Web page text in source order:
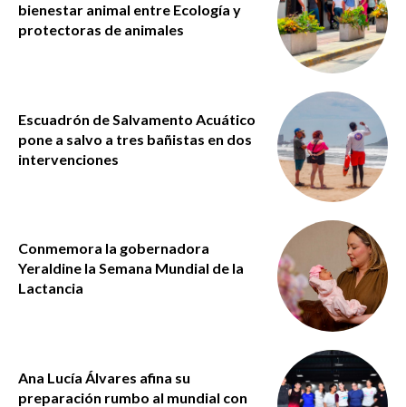
bienestar animal entre Ecología y
protectoras de animales
Escuadrón de Salvamento Acuático
pone a salvo a tres bañistas en dos
intervenciones
Conmemora la gobernadora
Yeraldine la Semana Mundial de la
Lactancia
Ana Lucía Álvares afina su
preparación rumbo al mundial con